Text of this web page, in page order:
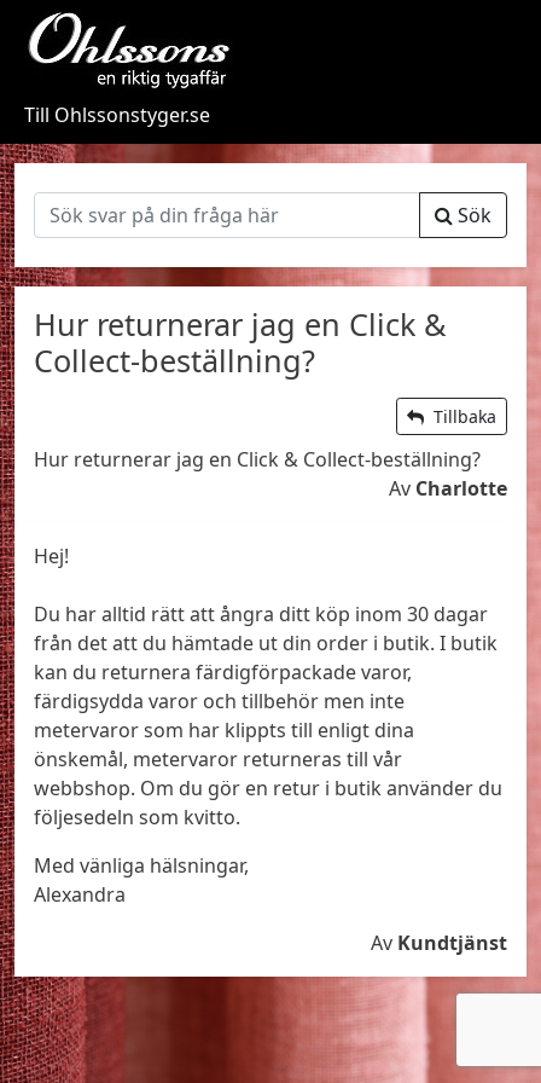
Till Ohlssonstyger.se
Sök
Hur returnerar jag en Click &
Collect-beställning?
Tillbaka
Hur returnerar jag en Click & Collect-beställning?
Av Charlotte
Hej!
Du har alltid rätt att ångra ditt köp inom 30 dagar
från det att du hämtade ut din order i butik. I butik
kan du returnera färdigförpackade varor,
färdigsydda varor och tillbehör men inte
metervaror som har klippts till enligt dina
önskemål, metervaror returneras till vår
webbshop. Om du gör en retur i butik använder du
följesedeln som kvitto.
Med vänliga hälsningar,
Alexandra
Av Kundtjänst